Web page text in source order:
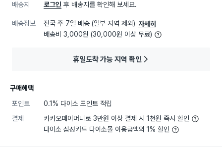
배송지 로그인 후 배송지를 확인해 보세요.
배송정보 전국 주 7일 배송 (일부 지역 제외) 자세히
배송비 3,000원 (30,000원 이상 무료)
휴일도착 가능 지역 확인
구매혜택
포인트
0.1% 다이소 포인트 적립
결제
카카오페이머니로 3만원 이상 결제 시 1천원 즉시 할인
다이소 삼성카드 다이소몰 이용금액의 1% 할인